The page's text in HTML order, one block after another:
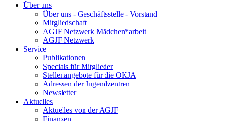
Über uns
Über uns - Geschäftsstelle - Vorstand
Mitgliedschaft
AGJF Netzwerk Mädchen*arbeit
AGJF Netzwerk
Service
Publikationen
Specials für Mitglieder
Stellenangebote für die OKJA
Adressen der Jugendzentren
Newsletter
Aktuelles
Aktuelles von der AGJF
Finanzen